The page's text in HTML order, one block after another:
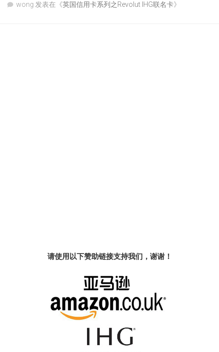
wong 发表在《英国信用卡系列之Revolut IHG联名卡》
请使用以下赞助链接支持我们，谢谢！